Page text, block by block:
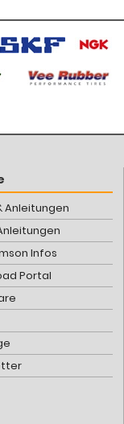
Anleitungen
Infos
Portal